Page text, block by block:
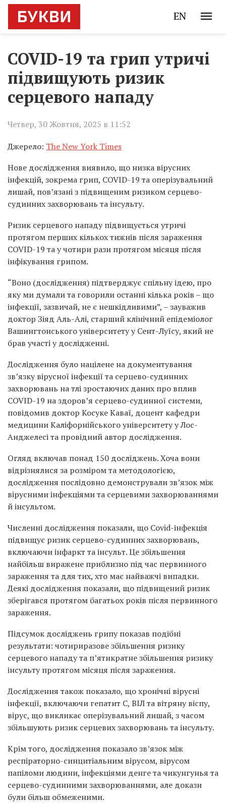
EN
COVID-19 та грип утричі
підвищують ризик
серцевого нападу
Четвер, 30 Жовтня, 2025 в 11:52
Джерело: The New York Times
Нове дослідження виявило, що низка вірусних
інфекцій, зокрема грип, COVID-19 та оперізувальний
лишай, пов’язані з підвищеним ризиком серцево-
судинних захворювань та інсульту.
Ризик серцевого нападу підвищується утричі
протягом перших кількох тижнів після зараження
COVID-19 та у чотири рази протягом місяця після
інфікування грипом.
“Воно (дослідження) підтверджує спільну ідею, про
яку ми думали та говорили останні кілька років – що
інфекції, зазвичай, не є нешкідливими”, – зауважив
доктор Зіяд Аль-Алі, старший клінічний епідеміолог
Вашингтонського університету у Сент-Луїсу, який не
брав участі у дослідженні.
Дослідження було націлене на документування
зв’язку вірусної інфекції та серцево-судинних
захворювань на тлі зростаючих даних про вплив
COVID-19 на здоров’я серцево-судинної системи,
повідомив доктор Косуке Каваї, доцент кафедри
медицини Каліфорнійського університету у Лос-
Анджелесі та провідний автор дослідження.
Огляд включав понад 150 досліджень. Хоча вони
відрізнялися за розміром та методологією,
дослідження послідовно демонстрували зв’язок між
вірусними інфекціями та серцевими захворюваннями
й інсультом.
Численні дослідження показали, що Covid-інфекція
підвищує ризик серцево-судинних захворювань,
включаючи інфаркт та інсульт. Це збільшення
найбільш виражене приблизно під час первинного
зараження та для тих, хто має найважчі випадки.
Деякі дослідження показали, що підвищений ризик
зберігався протягом багатьох років після первинного
зараження.
Підсумок досліджень грипу показав подібні
результати: чотириразове збільшення ризику
серцевого нападу та п’ятикратне збільшення ризику
інсульту протягом місяця після зараження.
Дослідження також показало, що хронічні вірусні
інфекції, включаючи гепатит C, ВІЛ та вітряну віспу,
вірус, що викликає оперізувальний лишай, з часом
збільшують ризик серцевих захворювань та інсульту.
Крім того, дослідження показало зв’язок між
респіраторно-синцитіальним вірусом, вірусом
папіломи людини, інфекціями денге та чикунгунья та
серцево-судинними захворюваннями, але докази
були більш обмеженими.